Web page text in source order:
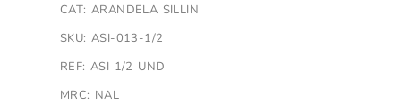
CAT: ARANDELA SILLIN
SKU: ASI-013-1/2
REF: ASI 1/2 UND
MRC: NAL